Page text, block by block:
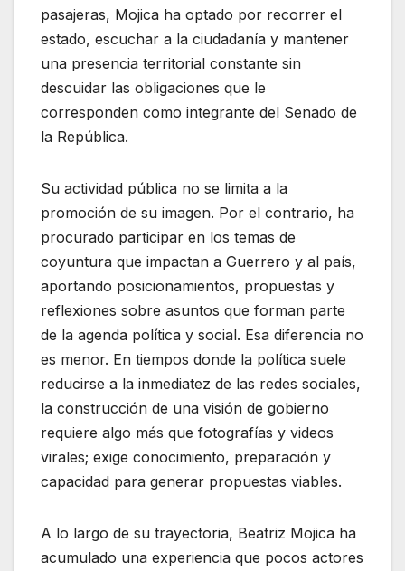
pasajeras, Mojica ha optado por recorrer el
estado, escuchar a la ciudadanía y mantener
una presencia territorial constante sin
descuidar las obligaciones que le
corresponden como integrante del Senado de
la República.
Su actividad pública no se limita a la
promoción de su imagen. Por el contrario, ha
procurado participar en los temas de
coyuntura que impactan a Guerrero y al país,
aportando posicionamientos, propuestas y
reflexiones sobre asuntos que forman parte
de la agenda política y social. Esa diferencia no
es menor. En tiempos donde la política suele
reducirse a la inmediatez de las redes sociales,
la construcción de una visión de gobierno
requiere algo más que fotografías y videos
virales; exige conocimiento, preparación y
capacidad para generar propuestas viables.
A lo largo de su trayectoria, Beatriz Mojica ha
acumulado una experiencia que pocos actores